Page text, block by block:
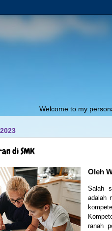
Welcome to my personal
di SMK
Oleh
Salah
adalah
ranah